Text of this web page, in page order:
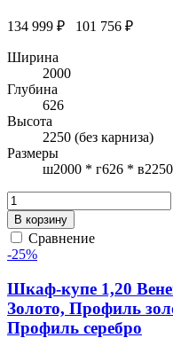
134 999 ₽ 101 756 ₽
Ширина
2000
Глубина
626
Высота
2250 (без карниза)
Размеры
ш2000 * г626 * в2250
В корзину
Сравнение
-25%
Шкаф-купе 1,20
Золото, Профиль
Профиль серебро